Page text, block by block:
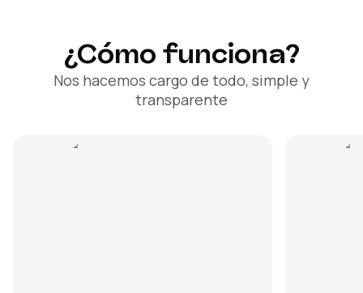
¿Cómo funciona?
Nos hacemos cargo de todo, simple y
transparente